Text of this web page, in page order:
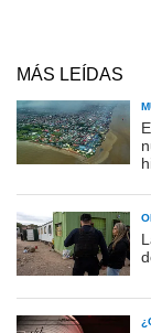
MÁS LEÍDAS